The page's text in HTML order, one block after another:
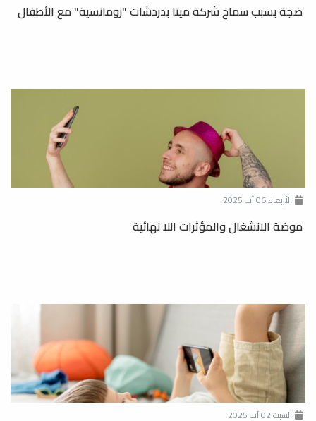
ضجة بسبب سماح شركة ميتا بدردشات "رومانسية" مع الأطفال
الأربعاء 06 آب 2025
موضة الانشغال والمؤثرات اللا نهائية
السبت 02 آب 2025